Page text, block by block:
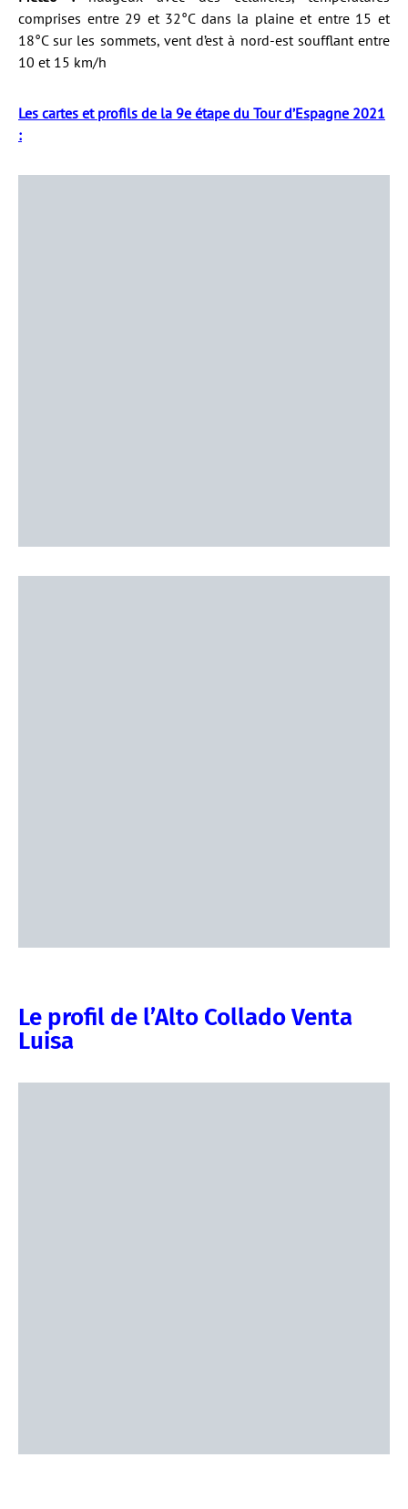
comprises entre 29 et 32°C dans la plaine et entre 15 et
18°C sur les sommets, vent d’est à nord-est soufflant entre
10 et 15 km/h
Les cartes et profils de la 9e étape du Tour d’Espagne 2021
:
Le profil de l’Alto Collado Venta
Luisa